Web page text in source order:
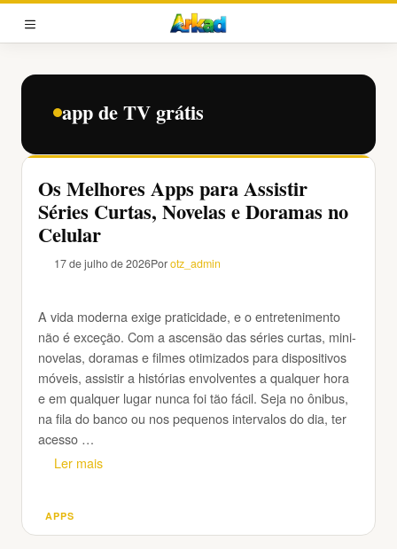
Pular
para
conteúdo
MENU
app de TV grátis
Os Melhores Apps para Assistir
Séries Curtas, Novelas e Doramas no
Celular
17 de julho de 2026Porotz_admin
A vida moderna exige praticidade, e o entretenimento
não é exceção. Com a ascensão das séries curtas, mini-
novelas, doramas e filmes otimizados para dispositivos
móveis, assistir a histórias envolventes a qualquer hora
e em qualquer lugar nunca foi tão fácil. Seja no ônibus,
na fila do banco ou nos pequenos intervalos do dia, ter
acesso …
Ler mais
Categorias
APPS